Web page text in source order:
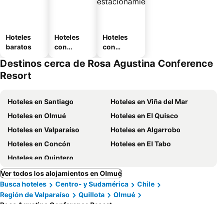
Hoteles
baratos
Hoteles
con
Hoteles
con
miento
Destinos cerca de Rosa Agustina Conference
Resort
Hoteles en Santiago
Hoteles en Viña del Mar
Hoteles en Olmué
Hoteles en El Quisco
Hoteles en Valparaíso
Hoteles en Algarrobo
Hoteles en Concón
Hoteles en El Tabo
Hoteles en Quintero
Ver todos los alojamientos en Olmué
Busca hoteles
Centro- y Sudamérica
Chile
Región de Valparaíso
Quillota
Olmué